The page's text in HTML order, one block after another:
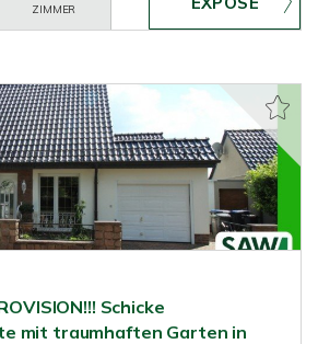
ZIMMER
Schicke
mit traumhaften Garten in